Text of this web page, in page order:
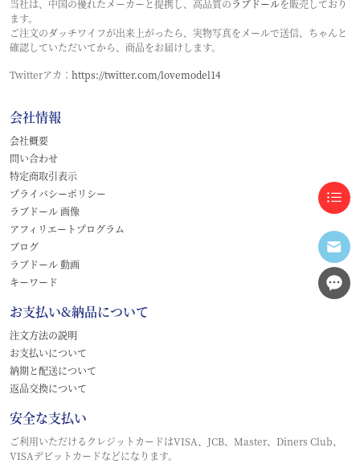
当社は、中国の優れたメーカーと提携し、高品質のラブドールを販売しており
ます。
ご注文のダッチワイフが出来上がったら、実物写真をメールで送信、ちゃんと
確認していただいてから、商品をお届けします。
Twitterアカ： https://twitter.com/lovemodel14
会社情報
会社概要
問い合わせ
特定商取引表示
プライバシーポリシー
ラブドール 画像
アフィリエートプログラム
ブログ
ラブドール 動画
キーワード
お支払い&納品について
注文方法の説明
お支払いについて
納期と配送について
返品交換について
安全な支払い
ご利用いただけるクレジットカードはVISA、JCB、Master、Diners Club、
VISAデビットカードなどになります。